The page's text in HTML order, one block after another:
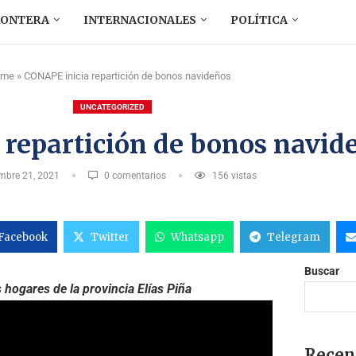
INTERNACIONALES POLÍTICA
» CONAPE inicia repartición de bonos navideños
UNCATEGORIZED
repartición de bonos
21, 2021 0 comentarios 156 vistas
Twitter Whatsapp Telegram
de la provincia Elías Piña
Buscar